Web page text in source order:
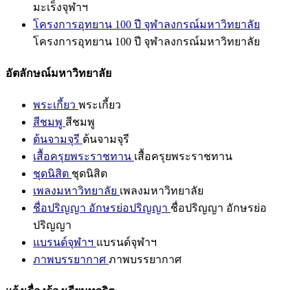
มะเร็งจุฬาฯ
โครงการอุทยาน 100 ปี จุฬาลงกรณ์มหาวิทยาลัย
โครงการอุทยาน 100 ปี จุฬาลงกรณ์มหาวิทยาลัย
อัตลักษณ์มหาวิทยาลัย
พระเกี้ยว พระเกี้ยว
สีชมพู สีชมพู
ต้นจามจุรี ต้นจามจุรี
เสื้อครุยพระราชทาน เสื้อครุยพระราชทาน
ชุดนิสิต ชุดนิสิต
เพลงมหาวิทยาลัย เพลงมหาวิทยาลัย
ชื่อปริญญา อักษรย่อปริญญา ชื่อปริญญา อักษรย่อ
ปริญญา
แบรนด์จุฬาฯ แบรนด์จุฬาฯ
ภาพบรรยากาศ ภาพบรรยากาศ